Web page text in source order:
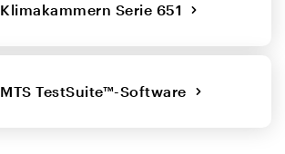
Klimakammern Serie 651
MTS TestSuite™-Software